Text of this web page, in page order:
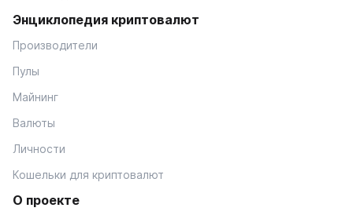
Энциклопедия криптовалют
Производители
Пулы
Майнинг
Валюты
Личности
Кошельки для криптовалют
О проекте